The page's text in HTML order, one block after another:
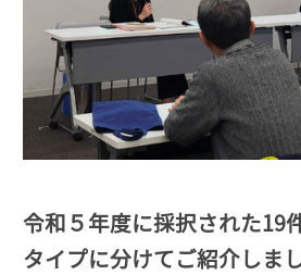
令和５年度に採択された19
タイプに分けてご紹介しま